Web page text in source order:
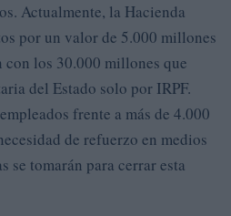
Actualmente, la Hacienda
por un valor de 5.000 millones
con los 30.000 millones que
del Estado solo por IRPF.
frente a más de 4.000
de refuerzo en medios
se tomarán para cerrar esta